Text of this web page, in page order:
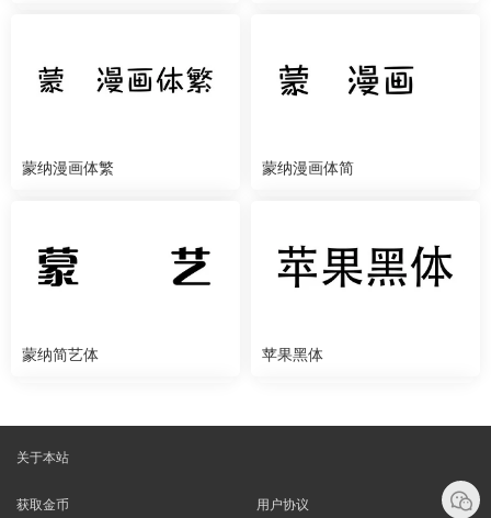
蒙纳漫画体繁 蒙纳漫画体简
蒙纳简艺体 苹果黑体
关于本站
获取金币 用户协议